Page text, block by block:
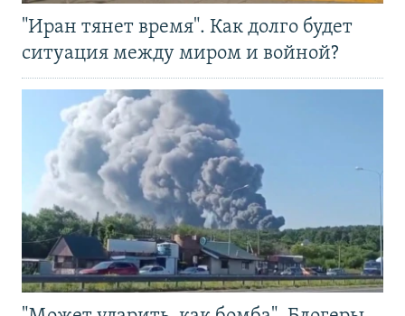
"Иран тянет время". Как долго будет
ситуация между миром и войной?